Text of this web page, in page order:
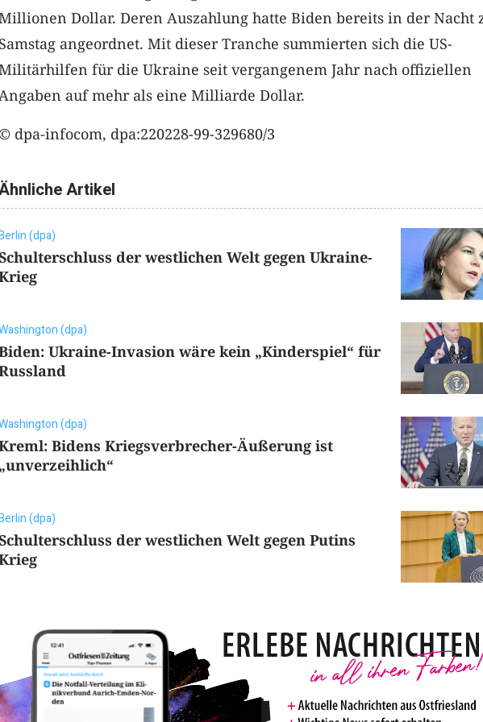
Dollar. Deren Auszahlung hatte Biden bereits in der Nacht
Samstag angeordnet. Mit dieser Tranche summierten sich die US-
für die Ukraine seit vergangenem Jahr nach offiziellen
Angaben auf mehr als eine Milliarde Dollar.
© dpa-infocom, dpa:220228-99-329680/3
Artikel
(dpa)
der westlichen Welt gegen Ukraine-
(dpa)
Ukraine-Invasion wäre kein „Kinderspiel“ für
(dpa)
Bidens Kriegsverbrecher-Äußerung ist
„unverzeihlich“
(dpa)
der westlichen Welt gegen Putins